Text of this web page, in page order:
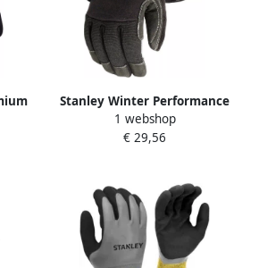
Stanley Winter Performance
Handschoen | SY840L EU
1 webshop
€ 29,56